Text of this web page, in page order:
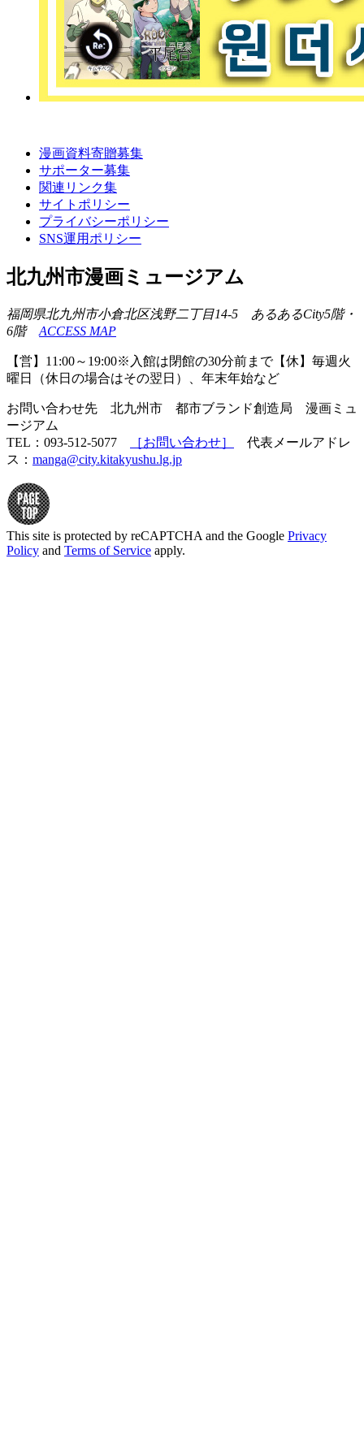
漫画資料寄贈募集
サポーター募集
関連リンク集
サイトポリシー
プライバシーポリシー
SNS運用ポリシー
北九州市漫画ミュージアム
福岡県北九州市小倉北区浅野二丁目14-5 あるあるCity5階・
6階 ACCESS MAP
【営】11:00～19:00※入館は閉館の30分前まで【休】毎週火
曜日（休日の場合はその翌日）、年末年始など
お問い合わせ先 北九州市 都市ブランド創造局 漫画ミュ
ージアム
TEL：093-512-5077
［お問い合わせ］
代表メールアドレ
ス： manga@city.kitakyushu.lg.jp
This site is protected by reCAPTCHA and the Google Privacy
Policy and Terms of Service apply.